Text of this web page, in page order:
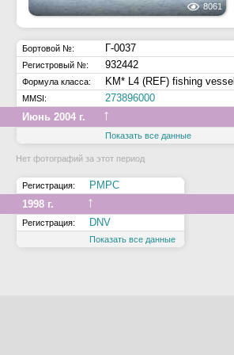
8061
Бортовой №: Г-0037
Регистровый №: 932442
Формула класса: KM* L4 (REF) fishing vessel
MMSI:
273896000
Июнь 2004 г.
↑
Показать все данные
Нет фотографий за этот период
Регистрация:
РМРС
1998 г.
↑
Регистрация: DNV
Показать все данные